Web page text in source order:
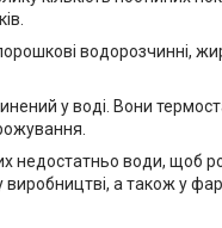
водорозчинні,
у воді. Вони
недостатньо води, щоб
а також у